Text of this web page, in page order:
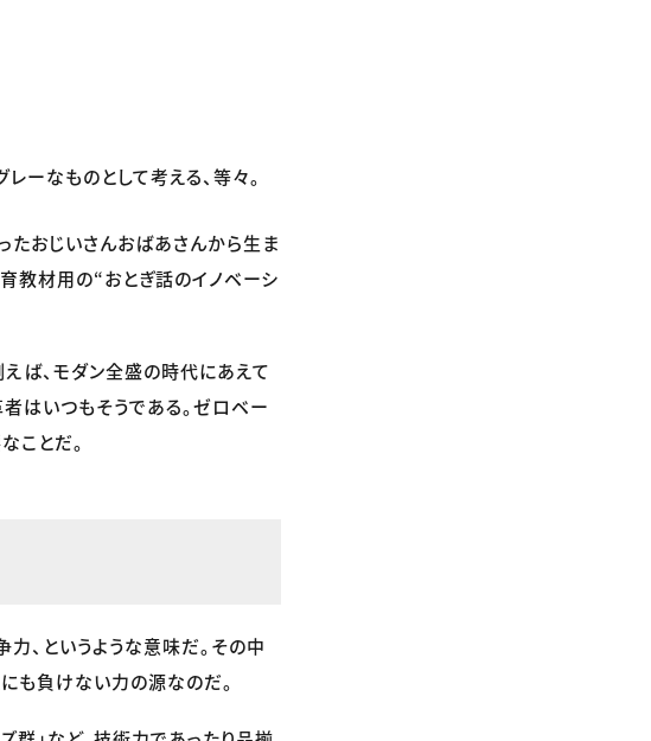
ーなものとして考える、等々。
たおじいさんおばあさんから生ま
教材用の“おとぎ話のイノベーシ
えば、モダン全盛の時代にあえて
はいつもそうである。ゼロベー
ことだ。
、というような意味だ。その中
も負けない力の源なのだ。